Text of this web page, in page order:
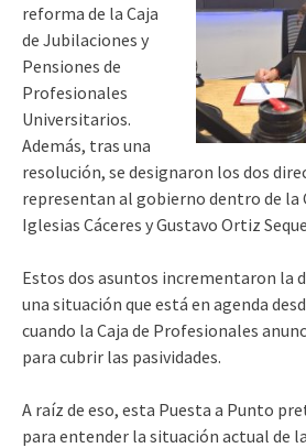
reforma de la Caja
de Jubilaciones y
Pensiones de
Profesionales
Universitarios.
Además, tras una
resolución, se designaron los dos
representan al gobierno dentro de la
Iglesias Cáceres y Gustavo Ortiz
Estos dos asuntos incrementaron la
una situación que está en agenda
cuando la Caja de Profesionales
para cubrir las pasividades.
A raíz de eso, esta Puesta a Punto
para entender la situación actual de